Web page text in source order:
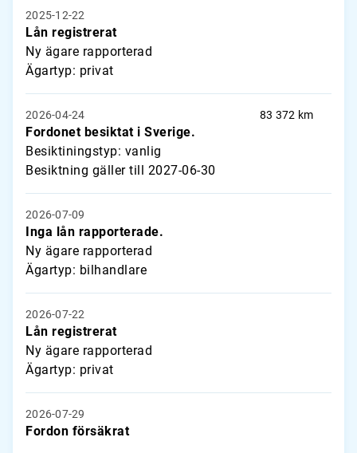
2025-12-22
Lån registrerat
Ny ägare rapporterad
Ägartyp: privat
2026-04-24
Fordonet besiktat i Sverige.
Besiktiningstyp: vanlig
Besiktning gäller till 2027-06-30
83 372 km
2026-07-09
Inga lån rapporterade.
Ny ägare rapporterad
Ägartyp: bilhandlare
2026-07-22
Lån registrerat
Ny ägare rapporterad
Ägartyp: privat
2026-07-29
Fordon försäkrat